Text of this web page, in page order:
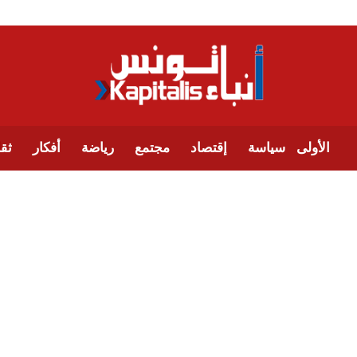
الأولى سياسة إقتصاد مجتمع رياضة أفكار